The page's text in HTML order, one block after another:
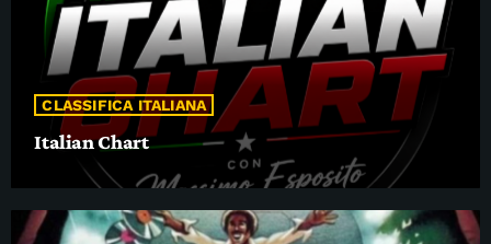
CLASSIFICA ITALIANA
Italian Chart